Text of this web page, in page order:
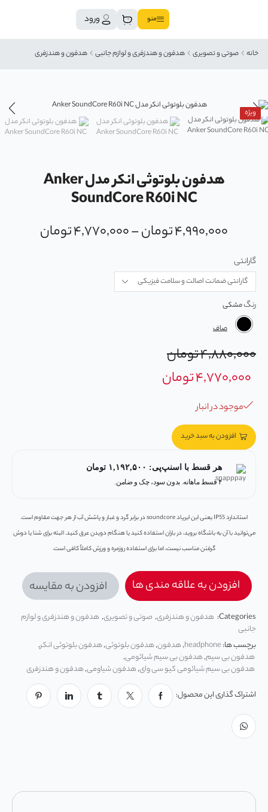
منو ورود
خانه صوتی و تصویری هدفون و هندزفری و لوازم جانبی هدفون و هندزفری
ویژه
هدفون بلوتوثی انکر مدل Anker
SoundCore R60i NC
۴,۹۹۰,۰۰۰تومان–۴,۷۷۰,۰۰۰تومان
گارانتی
رنگ
صاف
۴,۸۸۰,۰۰۰تومان
۴,۷۷۰,۰۰۰تومان
موجود در انبار
افزودن به سبد خرید
هر قسط با اسنپ‌پی: ۱,۱۹۲,۵۰۰ تومان
۴ قسط ماهانه. بدون سود، چک و ضامن.
استاندارد IP55 یعنی این ایرپاد soundcore در برابر گرد و غبار و پاشش آب از هر جهت مقاوم است.
می‌توانید با آن به باشگاه بروید، در باران استفاده کنید یا هنگام دویدن عرق کنید. البته برای شنا یا دوش
گرفتن مناسب نیست، اما برای استفاده روزمره و ورزش کاملاً کافی است.
افزودن به علاقه مندی ها افزودن به مقایسه
Categories: هدفون و هندزفری, صوتی و تصویری,هدفون و هندزفری و لوازم
جانبی
برچسب ها:headphone
,هدفون,هدفون بلوتوثی,هدفون بلوتوثی انکر,
هدفون بی سیم,هدفون بی سیم شیائومی,
هدفون بی سیم شیائومی کیو سی وای,هدفون شیاومی,هدفون و هندزفری
اشتراک گذاری این محصول: